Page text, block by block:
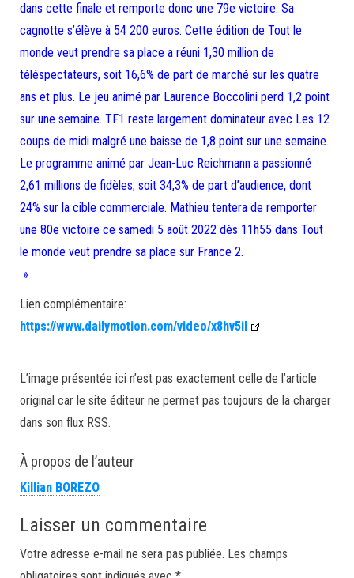
dans cette finale et remporte donc une 79e victoire. Sa
cagnotte s’élève à 54 200 euros. Cette édition de Tout le
monde veut prendre sa place a réuni 1,30 million de
téléspectateurs, soit 16,6% de part de marché sur les quatre
ans et plus. Le jeu animé par Laurence Boccolini perd 1,2 point
sur une semaine. TF1 reste largement dominateur avec Les 12
coups de midi malgré une baisse de 1,8 point sur une semaine.
Le programme animé par Jean-Luc Reichmann a passionné
2,61 millions de fidèles, soit 34,3% de part d’audience, dont
24% sur la cible commerciale. Mathieu tentera de remporter
une 80e victoire ce samedi 5 août 2022 dès 11h55 dans Tout
le monde veut prendre sa place sur France 2.
»
Lien complémentaire:
https://www.dailymotion.com/video/x8hv5il
L’image présentée ici n’est pas exactement celle de l’article
original car le site éditeur ne permet pas toujours de la charger
dans son flux RSS.
À propos de l’auteur
Killian BOREZO
Laisser un commentaire
Votre adresse e-mail ne sera pas publiée. Les champs